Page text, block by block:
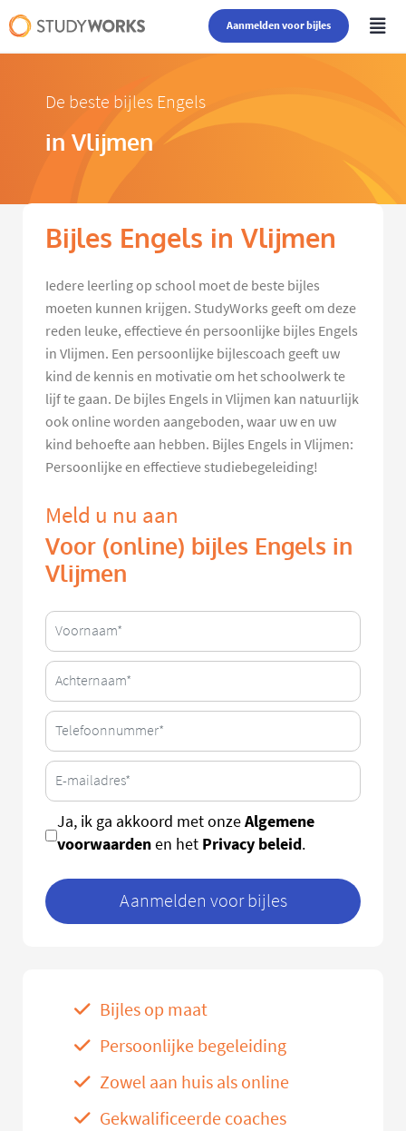
Aanmelden voor bijles
De beste bijles Engels
in Vlijmen
Bijles Engels in Vlijmen
Iedere leerling op school moet de beste bijles
moeten kunnen krijgen. StudyWorks geeft om deze
reden leuke, effectieve én persoonlijke bijles Engels
in Vlijmen. Een persoonlijke bijlescoach geeft uw
kind de kennis en motivatie om het schoolwerk te
lijf te gaan. De bijles Engels in Vlijmen kan natuurlijk
ook online worden aangeboden, waar uw en uw
kind behoefte aan hebben. Bijles Engels in Vlijmen:
Persoonlijke en effectieve studiebegeleiding!
Meld u nu aan
Voor (online) bijles Engels in
Vlijmen
Ja, ik ga akkoord met onzeAlgemene
voorwaardenen het Privacy beleid.
Aanmelden voor bijles
Bijles op maat
Persoonlijke begeleiding
Zowel aan huis als online
Gekwalificeerde coaches